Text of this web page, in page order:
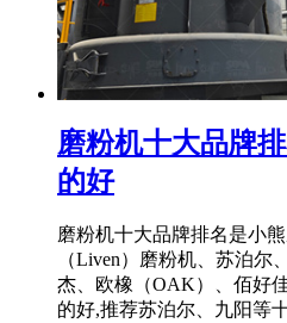
磨粉机十大品牌
的好
磨粉机十大品牌排名是小
（Liven）磨粉机、苏泊尔
杰、欧橡（OAK）、佰好
的好,推荐苏泊尔、九阳等